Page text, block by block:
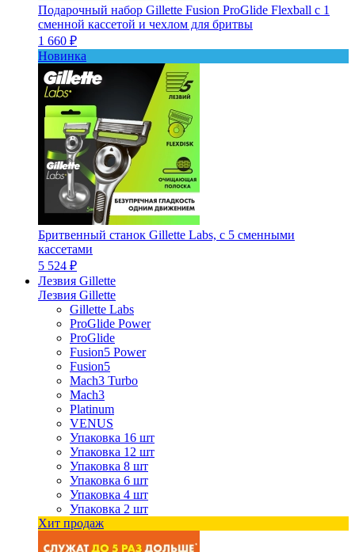
Подарочный набор Gillette Fusion ProGlide Flexball с 1
сменной кассетой и чехлом для бритвы
1 660 ₽
Новинка
Бритвенный станок Gillette Labs, с 5 сменными
кассетами
5 524 ₽
Лезвия Gillette
Лезвия Gillette
Gillette Labs
ProGlide Power
ProGlide
Fusion5 Power
Fusion5
Mach3 Turbo
Mach3
Platinum
VENUS
Упаковка 16 шт
Упаковка 12 шт
Упаковка 8 шт
Упаковка 6 шт
Упаковка 4 шт
Упаковка 2 шт
Хит продаж